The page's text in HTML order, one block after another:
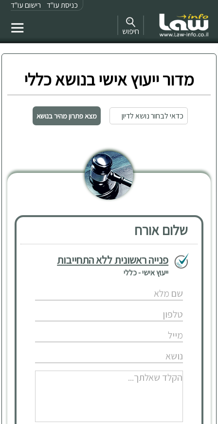
כניסת עו"ד רישום עו"ד
חיפוש
מדור ייעוץ אישי בנושא כללי
שלום אורח
פנייה ראשונית ללא התחייבות
ייעוץ אישי - כללי